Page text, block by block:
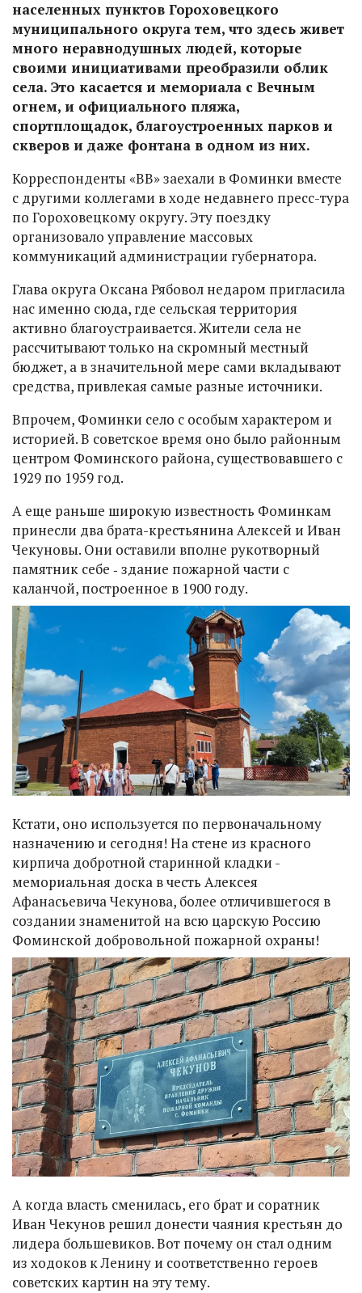
населенных пунктов Гороховецкого
муниципального округа тем, что здесь живет
много неравнодушных людей, которые
своими инициативами преобразили облик
села. Это касается и мемориала с Вечным
огнем, и официального пляжа,
спортплощадок, благоустроенных парков и
скверов и даже фонтана в одном из них.
Корреспонденты «ВВ» заехали в Фоминки вместе
с другими коллегами в ходе недавнего пресс-тура
по Гороховецкому округу. Эту поездку
организовало управление массовых
коммуникаций администрации губернатора.
Глава округа Оксана Рябовол недаром пригласила
нас именно сюда, где сельская территория
активно благоустраивается. Жители села не
рассчитывают только на скромный местный
бюджет, а в значительной мере сами вкладывают
средства, привлекая самые разные источники.
Впрочем, Фоминки село с особым характером и
историей. В советское время оно было районным
центром Фоминского района, существовавшего с
1929 по 1959 год.
А еще раньше широкую известность Фоминкам
принесли два брата-крестьянина Алексей и Иван
Чекуновы. Они оставили вполне рукотворный
памятник себе ‑ здание пожарной части с
каланчой, построенное в 1900 году.
Кстати, оно используется по первоначальному
назначению и сегодня! На стене из красного
кирпича добротной старинной кладки -
мемориальная доска в честь Алексея
Афанасьевича Чекунова, более отличившегося в
создании знаменитой на всю царскую Россию
Фоминской добровольной пожарной охраны!
А когда власть сменилась, его брат и соратник
Иван Чекунов решил донести чаяния крестьян до
лидера большевиков. Вот почему он стал одним
из ходоков к Ленину и соответственно героев
советских картин на эту тему.